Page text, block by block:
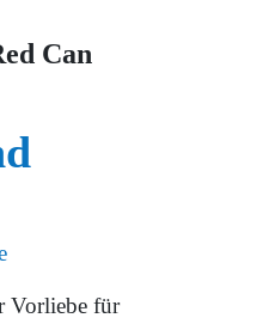
Can
Vorliebe für